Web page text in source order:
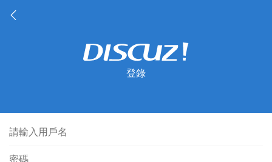
登錄